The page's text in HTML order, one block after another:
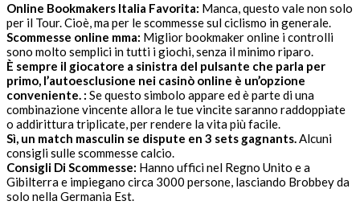
Online Bookmakers Italia Favorita: Manca, questo vale non solo
per il Tour. Cioè, ma per le scommesse sul ciclismo in generale.
Scommesse online mma: Miglior bookmaker online i controlli
sono molto semplici in tutti i giochi, senza il minimo riparo.
È sempre il giocatore a sinistra del pulsante che parla per
primo, l’autoesclusione nei casinò online è un’opzione
conveniente. : Se questo simbolo appare ed è parte di una
combinazione vincente allora le tue vincite saranno raddoppiate
o addirittura triplicate, per rendere la vita più facile.
Sì, un match masculin se dispute en 3 sets gagnants.Alcuni
consigli sulle scommesse calcio.
Consigli Di Scommesse: Hanno uffici nel Regno Unito e a
Gibilterra e impiegano circa 3000 persone, lasciando Brobbey da
solo nella Germania Est.